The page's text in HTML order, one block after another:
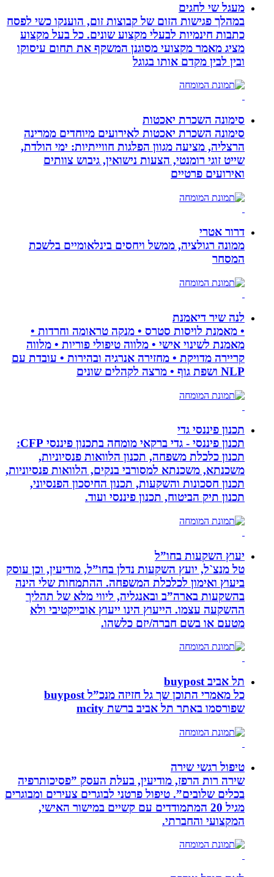
מעגל שי לחגים
במהלך פגישות הזום של קבוצות זום, הוענקו כשי לפסח
כתבות חינמיות לבעלי מקצוע שונים. כל בעל מקצוע
מציג מאמר מקצועי מסוגנן המשקף את תחום עיסוקו
ובין לבין מקדם אותו בגוגל
סימונה השכרת יאכטות
סימונה השכרת יאכטות לאירועים מיוחדים ממרינה
הרצליה, מציעה מגוון הפלגות חווייתיות: ימי הולדת,
שייט זוגי רומנטי, הצעות נישואין, גיבוש צוותים
ואירועים פרטיים
דרור אטרי
ממונה רגולציה, ממשל ויחסים בינלאומיים בלשכת
המסחר
לנה שיר דיאמנת
• מאמנת לויסות סטרס • מנקה טראומה וחרדות •
מאמנת לשינוי אישי • מלווה טיפולי פוריות • מלווה
קריירה מדויקת • מחזירה אנרגיה ובהירות • עובדת עם
NLP ושפת גוף • מרצה לקהלים שונים
תכנון פיננסי גדי
תכנון פיננסי - גדי ברקאי מומחה בתכנון פיננסי CFP:
תכנון כלכלת משפחה, תכנון הלוואות פנסיוניות,
משכנתא, משכנתא למסורבי בנקים, הלוואות פנסיוניות,
תכנון חסכונות והשקעות, תכנון החיסכון הפנסיוני,
תכנון תיק הביטוח, תכנון פיננסי ועוד.
יעוץ השקעות בחו”ל
טל מנצ`ל, יועץ השקעות נדלן בחו”ל, מודיעין, וכן עוסק
ביעוץ ואימון לכלכלת המשפחה. ההתמחות שלי הינה
בהשקעות בארה”ב ובאנגליה, ליווי מלא של תהליך
ההשקעה עצמו. הייעוץ הינו ייעוץ אובייקטיבי ולא
מטעם או בשם חברה/יזם כלשהו.
תל אביב buypost
כל מאמרי התוכן שך גל חזיזה מנכ”ל buypost
שפורסמו באתר תל אביב ברשת mcity
טיפול רגשי שירה
שירה רות הרפז, מודיעין, בעלת העסק ”פסיכותרפיה
בכלים שלובים”. טיפול פרטני לבוגרים צעירים ומבוגרים
מגיל 20 המתמודדים עם קשיים במישור האישי,
המקצועי והחברתי.